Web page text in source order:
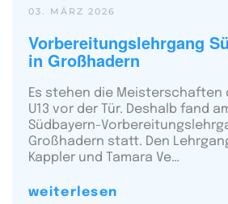
03. MÄRZ 2026
Vorbereitungslehrgang
in Großhadern
Es stehen die Meisterschaften
U13 vor der Tür. Deshalb fand
Südbayern-
Großhadern statt. Den
Kappler und Tamara Ve…
weiterlesen